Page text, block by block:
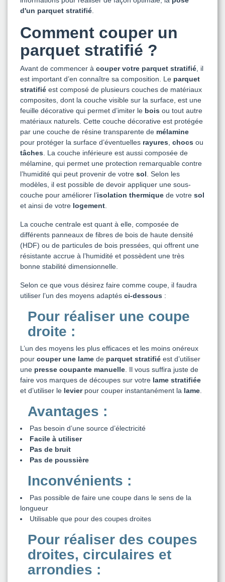
d'un parquet stratifié.
Comment couper un
parquet stratifié ?
Avant de commencer à couper votre parquet stratifié, il
est important d’en connaître sa composition. Le parquet
stratifié est composé de plusieurs couches de matériaux
composites, dont la couche visible sur la surface, est une
feuille décorative qui permet d’imiter le bois ou tout autre
matériaux naturels. Cette couche décorative est protégée
par une couche de résine transparente de mélamine
pour protéger la surface d’éventuelles rayures, chocs ou
tâches. La couche inférieure est aussi composée de
mélamine, qui permet une protection remarquable contre
l’humidité qui peut provenir de votre sol. Selon les
modèles, il est possible de devoir appliquer une sous-
couche pour améliorer l’isolation thermique de votre sol
et ainsi de votre logement.
La couche centrale est quant à elle, composée de
différents panneaux de fibres de bois de haute densité
(HDF) ou de particules de bois pressées, qui offrent une
résistante accrue à l’humidité et possèdent une très
bonne stabilité dimensionnelle.
Selon ce que vous désirez faire comme coupe, il faudra
utiliser l’un des moyens adaptés ci-dessous :
Pour réaliser une coupe
droite :
L’un des moyens les plus efficaces et les moins onéreux
pour couper une lame de parquet stratifié est d’utiliser
une presse coupante manuelle. Il vous suffira juste de
faire vos marques de découpes sur votre lame stratifiée
et d’utiliser le levierpour couper instantanément la lame.
Avantages :
Pas besoin d’une source d’électricité
Facile à utiliser
Pas de bruit
Pas de poussière
Inconvénients :
Pas possible de faire une coupe dans le sens de la
longueur
Utilisable que pour des coupes droites
Pour réaliser des coupes
droites, circulaires et
arrondies :